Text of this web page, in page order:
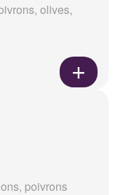
olives,
poivrons